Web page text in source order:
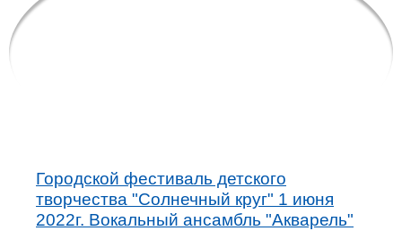
Городской фестиваль детского
творчества "Солнечный круг" 1 июня
2022г. Вокальный ансамбль "Акварель"